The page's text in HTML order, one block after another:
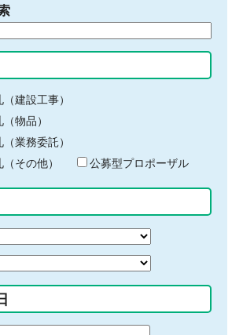
建設工事）
物品）
業務委託）
その他）
公募型プロポーザル